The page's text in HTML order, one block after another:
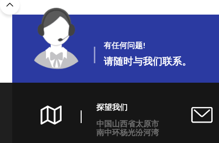
有任何问题!
请随时与我们联系。
探望我们
中国山西省太原市
南中环杨光汾河湾